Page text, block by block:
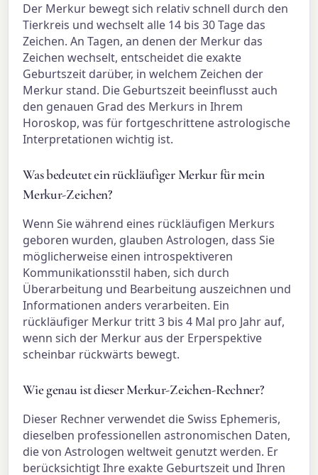
Der Merkur bewegt sich relativ schnell durch den
Tierkreis und wechselt alle 14 bis 30 Tage das
Zeichen. An Tagen, an denen der Merkur das
Zeichen wechselt, entscheidet die exakte
Geburtszeit darüber, in welchem Zeichen der
Merkur stand. Die Geburtszeit beeinflusst auch
den genauen Grad des Merkurs in Ihrem
Horoskop, was für fortgeschrittene astrologische
Interpretationen wichtig ist.
Was bedeutet ein rückläufiger Merkur für mein
Merkur-Zeichen?
Wenn Sie während eines rückläufigen Merkurs
geboren wurden, glauben Astrologen, dass Sie
möglicherweise einen introspektiveren
Kommunikationsstil haben, sich durch
Überarbeitung und Bearbeitung auszeichnen und
Informationen anders verarbeiten. Ein
rückläufiger Merkur tritt 3 bis 4 Mal pro Jahr auf,
wenn sich der Merkur aus der Erperspektive
scheinbar rückwärts bewegt.
Wie genau ist dieser Merkur-Zeichen-Rechner?
Dieser Rechner verwendet die Swiss Ephemeris,
dieselben professionellen astronomischen Daten,
die von Astrologen weltweit genutzt werden. Er
berücksichtigt Ihre exakte Geburtszeit und Ihren